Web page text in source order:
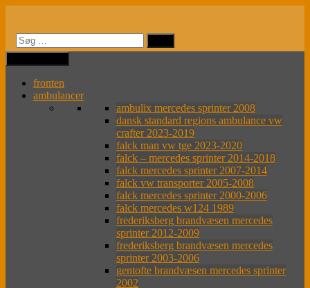
indhold
fronten
ambulancer
ambulix mercedes sprinter 2008
dansk standard regions ambulance vw
crafter 2023-2019
falck man vw tge 2023-2020
falck – mercedes sprinter 2014-2018
falck mercedes sprinter 2007-2014
falck vw transporter 2005-2008
falck mercedes sprinter 2000-2006
falck mercedes w124 1989
frederiksberg brandvæsen mercedes
sprinter 2012-2009
frederiksberg brandvæsen mercedes
sprinter 2003-2006
gentofte brandvæsen mercedes sprinter
2002